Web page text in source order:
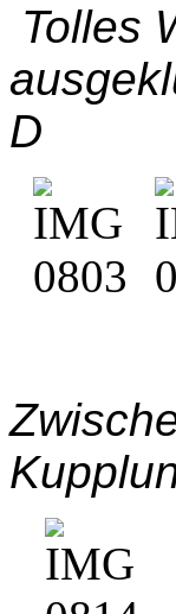
Tolles
D